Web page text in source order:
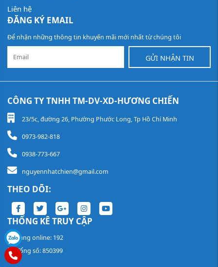
Liên hệ
ĐĂNG KÝ EMAIL
Để nhận những thông tin khuyến mãi mới nhất từ chúng tôi
GỬI NHẬN TIN
CÔNG TY TNHH TM-DV-XD-HƯƠNG CHIẾN
23/5c, đường 26, Phường Phước Long, Tp Hồ Chí Minh
0973-982-818
0938-773-667
nguyennhatchien@gmail.com
THEO DÕI:
THỐNG KÊ TRUY CẬP
Đang online: 192
Tổng số: 850399